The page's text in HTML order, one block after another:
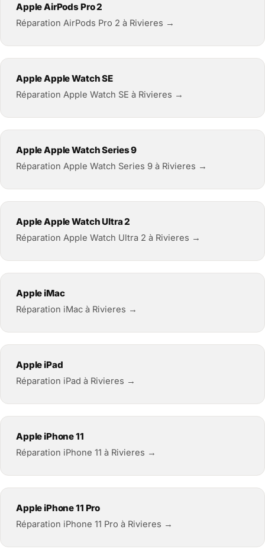
Apple AirPods Pro 2
Réparation AirPods Pro 2 à Rivieres →
Apple Apple Watch SE
Réparation Apple Watch SE à Rivieres →
Apple Apple Watch Series 9
Réparation Apple Watch Series 9 à Rivieres →
Apple Apple Watch Ultra 2
Réparation Apple Watch Ultra 2 à Rivieres →
Apple iMac
Réparation iMac à Rivieres →
Apple iPad
Réparation iPad à Rivieres →
Apple iPhone 11
Réparation iPhone 11 à Rivieres →
Apple iPhone 11 Pro
Réparation iPhone 11 Pro à Rivieres →